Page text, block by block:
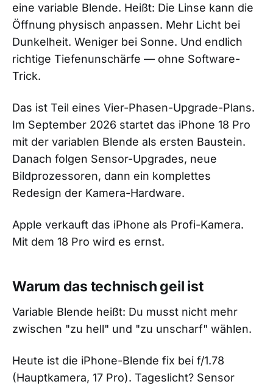
eine variable Blende. Heißt: Die Linse kann die
Öffnung physisch anpassen. Mehr Licht bei
Dunkelheit. Weniger bei Sonne. Und endlich
richtige Tiefenunschärfe — ohne Software-
Trick.
Das ist Teil eines Vier-Phasen-Upgrade-Plans.
Im September 2026 startet das iPhone 18 Pro
mit der variablen Blende als ersten Baustein.
Danach folgen Sensor-Upgrades, neue
Bildprozessoren, dann ein komplettes
Redesign der Kamera-Hardware.
Apple verkauft das iPhone als Profi-Kamera.
Mit dem 18 Pro wird es ernst.
Warum das technisch geil ist
Variable Blende heißt: Du musst nicht mehr
zwischen "zu hell" und "zu unscharf" wählen.
Heute ist die iPhone-Blende fix bei f/1.78
(Hauptkamera, 17 Pro). Tageslicht? Sensor